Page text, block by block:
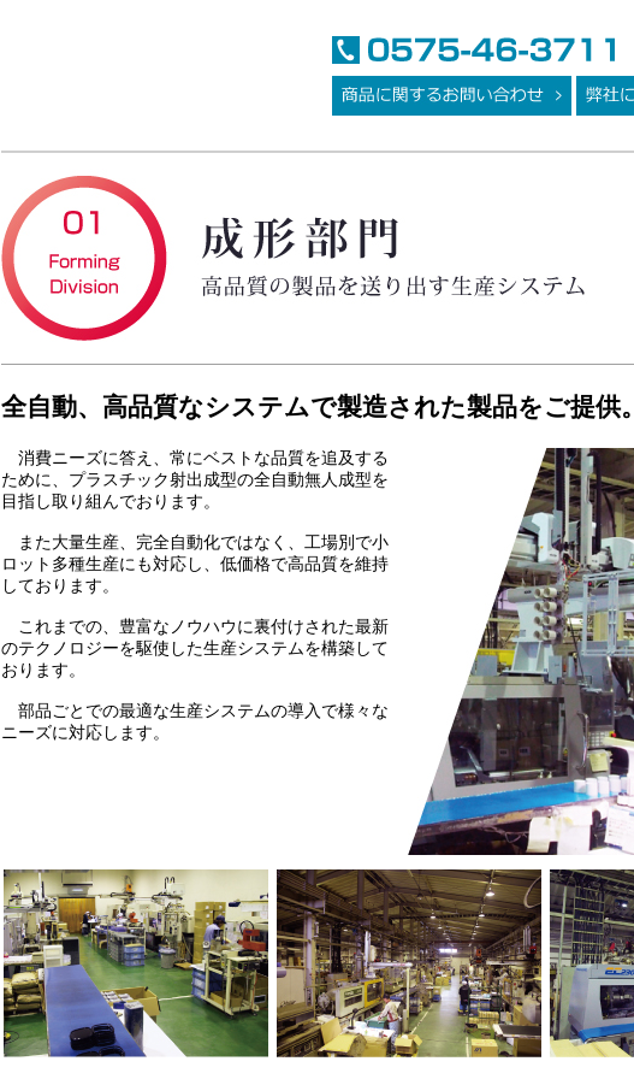
全自動、高品質なシステムで製造された製品をご提供。
消費ニーズに答え、常にベストな品質を追及する
ために、プラスチック射出成型の全自動無人成型を
目指し取り組んでおります。
また大量生産、完全自動化ではなく、工場別で小
ロット多種生産にも対応し、低価格で高品質を維持
しております。
これまでの、豊富なノウハウに裏付けされた最新
のテクノロジーを駆使した生産システムを構築して
おります。
部品ごとでの最適な生産システムの導入で様々な
ニーズに対応します。